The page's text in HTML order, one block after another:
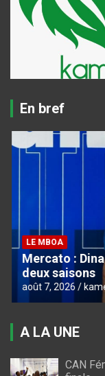
En bref
LE MBOA
Mercato :
deux saisons
août 7, 2026
A LA UNE
CAN